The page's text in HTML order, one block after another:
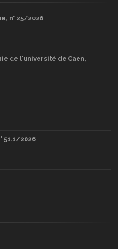
n° 25/2026
de l'université de Caen,
51.1/2026